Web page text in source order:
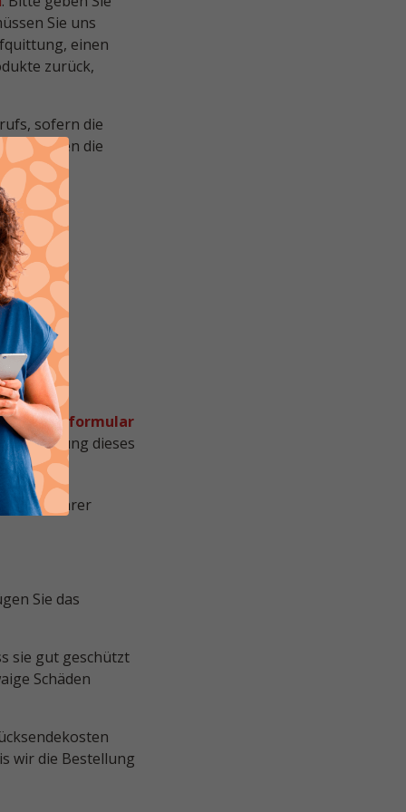
Sie uns
einen
zurück,
sofern die
werden die
dieses
Ihrer
Sie das
sie gut geschützt
Schäden
wir die Bestellung